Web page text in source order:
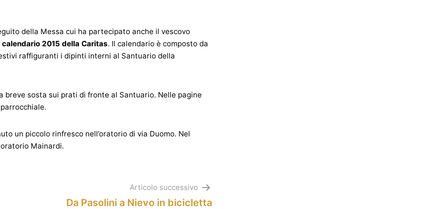
della Messa cui ha partecipato anche il vescovo
calendario 2015 della Caritas. Il calendario è composto da
raffiguranti i dipinti interni al Santuario della
breve sosta sui prati di fronte al Santuario. Nelle pagine
un piccolo rinfresco nell’oratorio di via Duomo. Nel
Mainardi.
Articolo successivo
Da Pasolini a Nievo in bicicletta